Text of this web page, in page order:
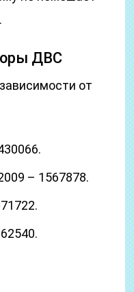
ДВС
от
– 1567878.